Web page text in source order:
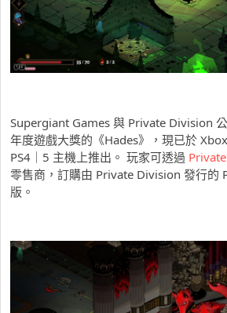
Supergiant Games 與 Private Division
年度遊戲大獎的《Hades》，現已於
PS4｜5 主機上推出。 玩家可透過
零售商，訂購由 Private Division 發行的
版。